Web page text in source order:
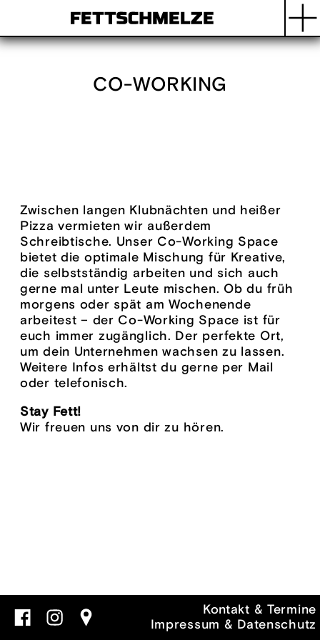
CO-WORKING
Zwischen langen Klubnächten und heißer
Pizza vermieten wir außerdem
Schreibtische. Unser Co-Working Space
bietet die optimale Mischung für Kreative,
die selbstständig arbeiten und sich auch
gerne mal unter Leute mischen. Ob du früh
morgens oder spät am Wochenende
arbeitest – der Co-Working Space ist für
euch immer zugänglich. Der perfekte Ort,
um dein Unternehmen wachsen zu lassen.
Weitere Infos erhältst du gerne per Mail
oder telefonisch.
Stay Fett!
Wir freuen uns von dir zu hören.
Kontakt & Termine
Impressum & Datenschutz